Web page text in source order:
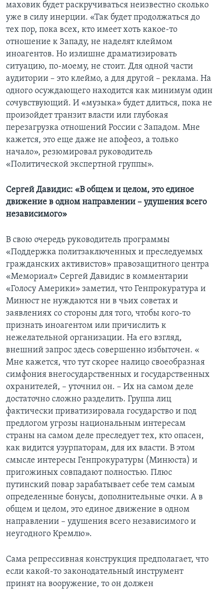
маховик будет раскручиваться неизвестно сколько
уже в силу инерции. «Так будет продолжаться до
тех пор, пока всех, кто имеет хоть какое-то
отношение к Западу, не наделят клеймом
иноагентов. Но излишне драматизировать
ситуацию, по-моему, не стоит. Для одной части
аудитории – это клеймо, а для другой – реклама. На
одного осуждающего находится как минимум один
сочувствующий. И «музыка» будет длиться, пока не
произойдет транзит власти или глубокая
перезагрузка отношений России с Западом. Мне
кажется, это еще даже не апофеоз, а только
начало», резюмировал руководитель
«Политической экспертной группы».
Сергей Давидис: «В общем и целом, это единое
движение в одном направлении – удушения всего
независимого»
В свою очередь руководитель программы
«Поддержка политзаключенных и преследуемых
гражданских активистов» правозащитного центра
«Мемориал» Сергей Давидис в комментарии
«Голосу Америки» заметил, что Генпрокуратура и
Минюст не нуждаются ни в чьих советах и
заявлениях со стороны для того, чтобы кого-то
признать иноагентом или причислить к
нежелательной организации. На его взгляд,
внешний запрос здесь совершенно избыточен. «
Мне кажется, что тут скорее налицо своеобразная
симфония внегосударственных и государственных
охранителей, – уточнил он. – Их на самом деле
достаточно сложно разделить. Группа лиц
фактически приватизировала государство и под
предлогом угрозы национальным интересам
страны на самом деле преследует тех, кто опасен,
как видится узурпаторам, для их власти. В этом
смысле интересы Генпрокуратуры (Минюста) и
пригожиных совпадают полностью. Плюс
путинский повар зарабатывает себе тем самым
определенные бонусы, дополнительные очки. А в
общем и целом, это единое движение в одном
направлении – удушения всего независимого и
неугодного Кремлю».
Сама репрессивная конструкция предполагает, что
если какой-то законодательный инструмент
принят на вооружение, то он должен